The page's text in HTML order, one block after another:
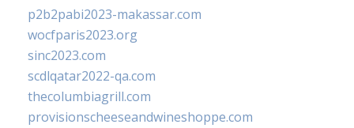
p2b2pabi2023-makassar.com
wocfparis2023.org
sinc2023.com
scdlqatar2022-qa.com
thecolumbiagrill.com
provisionscheeseandwineshoppe.com